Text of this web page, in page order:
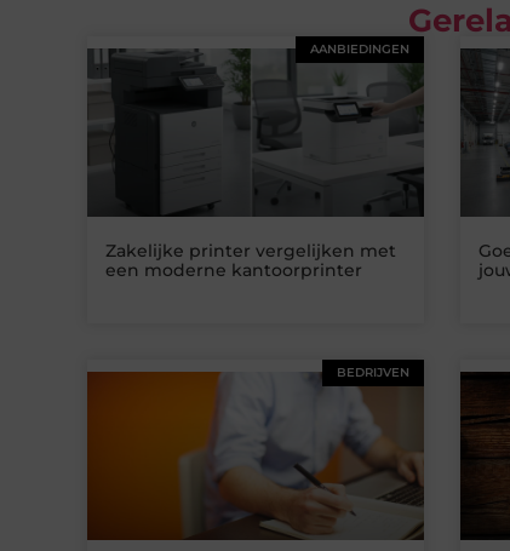
AANBIEDINGEN
Zakelijke printer vergelijken met
een moderne kantoorprinter
BEDRIJVEN